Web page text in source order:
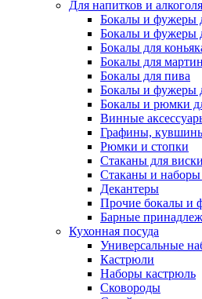
Для напитков и алкоголя
Бокалы и фужеры
Бокалы и фужеры
Бокалы для
Бокалы для
Бокалы для пива
Бокалы и фужеры
Бокалы и рюмки
Винные
Графины,
Рюмки и стопки
Стаканы для виски
Стаканы и наборы
Декантеры
Прочие бокалы и
Барные
Кухонная посуда
Универсальные
Кастрюли
Наборы кастрюль
Сковороды